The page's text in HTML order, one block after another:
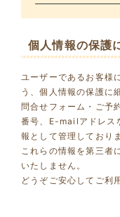
個人情報の保護
ユーザーであるお客様
う、個人情報の保護に
問合せフォーム・ご予
番号、E-mailアドレス
報として管理しており
これらの情報を第三者
いたしません。
どうぞご安心してご利